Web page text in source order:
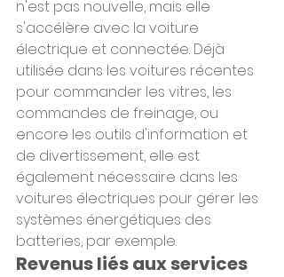
n'est pas nouvelle, mais elle
s'accélère avec la voiture
électrique et connectée. Déjà
utilisée dans les voitures récentes
pour commander les vitres, les
commandes de freinage, ou
encore les outils d'information et
de divertissement, elle est
également nécessaire dans les
voitures électriques pour gérer les
systèmes énergétiques des
batteries, par exemple.
Revenus liés aux services